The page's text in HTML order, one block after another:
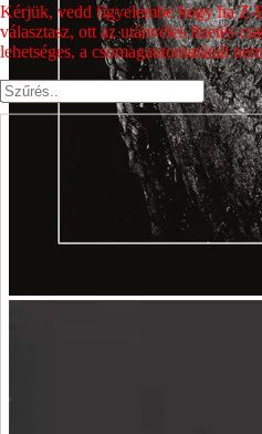
Kérjük, vedd figyelembe hogy ha Z-
választasz, ott az utánvétes fizetés
lehetséges, a csomagautomatánál